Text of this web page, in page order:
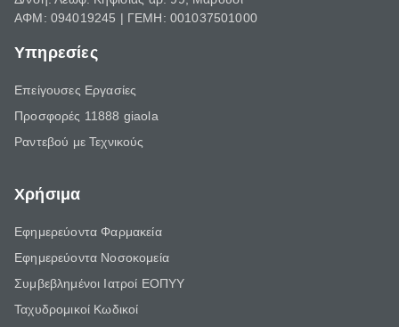
ΑΦΜ: 094019245 | ΓΕΜΗ: 001037501000
Υπηρεσίες
Επείγουσες Εργασίες
Προσφορές 11888 giaola
Ραντεβού με Τεχνικούς
Χρήσιμα
Εφημερεύοντα Φαρμακεία
Εφημερεύοντα Νοσοκομεία
Συμβεβλημένοι Ιατροί ΕΟΠΥΥ
Ταχυδρομικοί Κωδικοί